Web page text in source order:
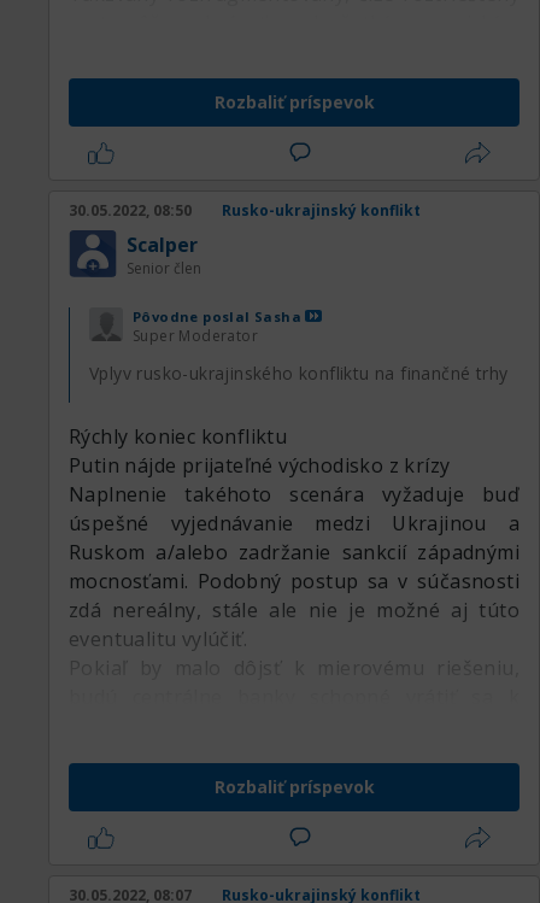
prípade tých európskych, ale to iba v prípade,
že nedôjde v Európe k hlbokej recesii.
Rozbaliť príspevok
30.05.2022, 08:50 Rusko-ukrajinský konflikt
Scalper
Senior člen
Pôvodne poslal Sasha
Super Moderator
Vplyv rusko-ukrajinského konfliktu na finančné trhy
Rýchly koniec konfliktu
Putin nájde prijateľné východisko z krízy
Naplnenie takéhoto scenára vyžaduje buď
úspešné vyjednávanie medzi Ukrajinou a
Ruskom a/alebo zadržanie sankcií západnými
mocnosťami. Podobný postup sa v súčasnosti
zdá nereálny, stále ale nie je možné aj túto
eventualitu vylúčiť.
recesie, zapríčinenej predovšetkým chybami
Európskej centrálnej banky v oblasti úrokov a
nákupu aktív. Zároveň by stúpol dopyt po
Rozbaliť príspevok
30.05.2022, 08:07 Rusko-ukrajinský konflikt